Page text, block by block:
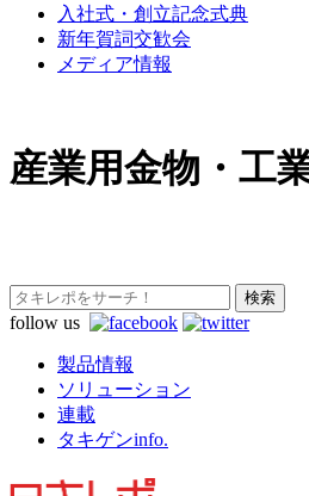
入社式・創立記念式典
新年賀詞交歓会
メディア情報
産業用金物・工
follow us
製品情報
ソリューション
連載
タキゲンinfo.